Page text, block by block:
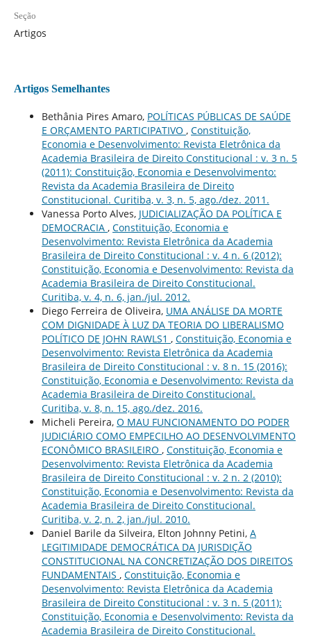
Seção
Artigos
Artigos Semelhantes
Bethânia Pires Amaro, POLÍTICAS PÚBLICAS DE SAÚDE
E ORÇAMENTO PARTICIPATIVO , Constituição,
Economia e Desenvolvimento: Revista Eletrônica da
Academia Brasileira de Direito Constitucional : v. 3 n. 5
(2011): Constituição, Economia e Desenvolvimento:
Revista da Academia Brasileira de Direito
Constitucional. Curitiba, v. 3, n. 5, ago./dez. 2011.
Vanessa Porto Alves, JUDICIALIZAÇÃO DA POLÍTICA E
DEMOCRACIA , Constituição, Economia e
Desenvolvimento: Revista Eletrônica da Academia
Brasileira de Direito Constitucional : v. 4 n. 6 (2012):
Constituição, Economia e Desenvolvimento: Revista da
Academia Brasileira de Direito Constitucional.
Curitiba, v. 4, n. 6, jan./jul. 2012.
Diego Ferreira de Oliveira, UMA ANÁLISE DA MORTE
COM DIGNIDADE À LUZ DA TEORIA DO LIBERALISMO
POLÍTICO DE JOHN RAWLS1 , Constituição, Economia e
Desenvolvimento: Revista Eletrônica da Academia
Brasileira de Direito Constitucional : v. 8 n. 15 (2016):
Constituição, Economia e Desenvolvimento: Revista da
Academia Brasileira de Direito Constitucional.
Curitiba, v. 8, n. 15, ago./dez. 2016.
Micheli Pereira, O MAU FUNCIONAMENTO DO PODER
JUDICIÁRIO COMO EMPECILHO AO DESENVOLVIMENTO
ECONÔMICO BRASILEIRO , Constituição, Economia e
Desenvolvimento: Revista Eletrônica da Academia
Brasileira de Direito Constitucional : v. 2 n. 2 (2010):
Constituição, Economia e Desenvolvimento: Revista da
Academia Brasileira de Direito Constitucional.
Curitiba, v. 2, n. 2, jan./jul. 2010.
Daniel Barile da Silveira, Elton Johnny Petini, A
LEGITIMIDADE DEMOCRÁTICA DA JURISDIÇÃO
CONSTITUCIONAL NA CONCRETIZAÇÃO DOS DIREITOS
FUNDAMENTAIS , Constituição, Economia e
Desenvolvimento: Revista Eletrônica da Academia
Brasileira de Direito Constitucional : v. 3 n. 5 (2011):
Constituição, Economia e Desenvolvimento: Revista da
Academia Brasileira de Direito Constitucional.